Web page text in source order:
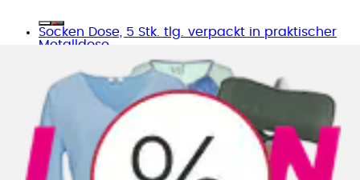
Socken Dose, 5 Stk. tlg. verpackt in praktischer
Metalldose
Ursprünglicher Preis statt 34.90 CHF
Aktueller Preis
24.90 CHFGrundpreis4.98 CHF
1 Paar
(1